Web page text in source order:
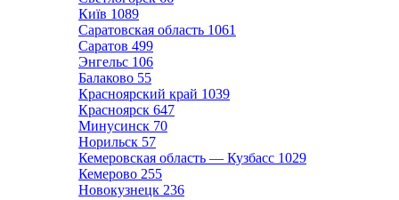
Київ 1089
Саратовская область 1061
Саратов 499
Энгельс 106
Балаково 55
Красноярский край 1039
Красноярск 647
Минусинск 70
Норильск 57
Кемеровская область — Кузбасс 1029
Кемерово 255
Новокузнецк 236